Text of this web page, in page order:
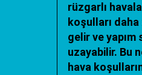
rüzgarlı
koşulları
gelir ve yapım
uzayabilir. Bu
hava